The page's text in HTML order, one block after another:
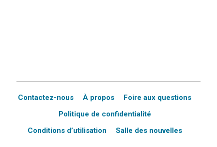
Contactez-nous À propos
Foire aux questions
Politique de confidentialité
Conditions d’utilisation
Salle des nouvelles